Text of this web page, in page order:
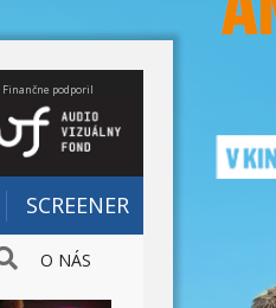
Finančne podporil
SCREENER
O NÁS